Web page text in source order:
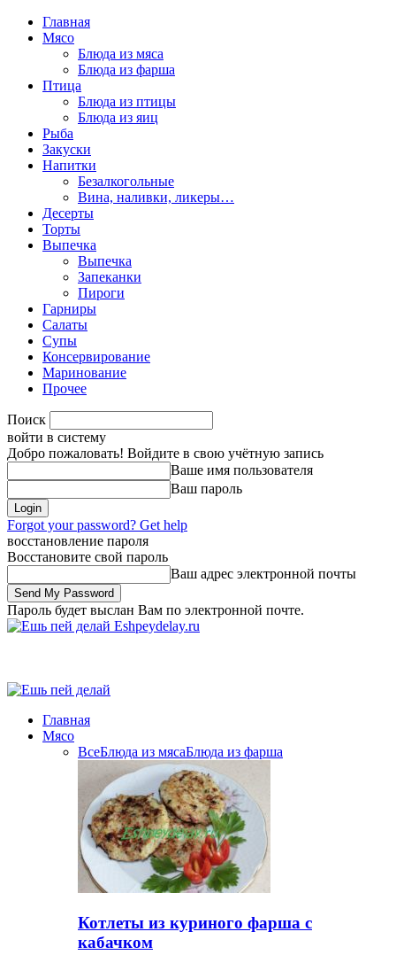
Главная
Мясо
Блюда из мяса
Блюда из фарша
Птица
Блюда из птицы
Блюда из яиц
Рыба
Закуски
Напитки
Безалкогольные
Вина, наливки, ликеры…
Десерты
Торты
Выпечка
Выпечка
Запеканки
Пироги
Гарниры
Салаты
Супы
Консервирование
Маринование
Прочее
Поиск
войти в систему
Добро пожаловать! Войдите в свою учётную запись
Ваше имя пользователя
Ваш пароль
Forgot your password? Get help
восстановление пароля
Восстановите свой пароль
Ваш адрес электронной почты
Пароль будет выслан Вам по электронной почте.
Eshpeydelay.ru
Главная
Мясо
ВсеБлюда из мясаБлюда из фарша
Котлеты из куриного фарша с
кабачком